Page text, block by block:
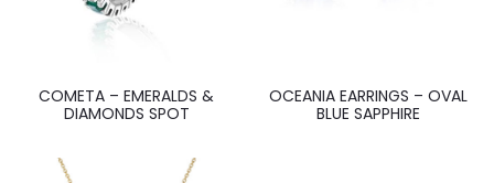
COMETA – EMERALDS &
DIAMONDS SPOT
OCEANIA EARRINGS – OVAL
BLUE SAPPHIRE